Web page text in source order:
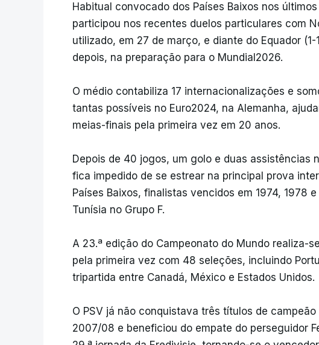
Habitual convocado dos Países Baixos nos
participou nos recentes duelos particulares com
utilizado, em 27 de março, e diante do Equador
depois, na preparação para o Mundial2026.
O médio contabiliza 17 internacionalizações e
tantas possíveis no Euro2024, na Alemanha,
meias-finais pela primeira vez em 20 anos.
Depois de 40 jogos, um golo e duas assistências
fica impedido de se estrear na principal prova
Países Baixos, finalistas vencidos em 1974, 1978
Tunísia no Grupo F.
A 23.ª edição do Campeonato do Mundo realiza-
pela primeira vez com 48 seleções, incluindo
tripartida entre Canadá, México e Estados Unidos.
O PSV já não conquistava três títulos de
2007/08 e beneficiou do empate do perseguidor